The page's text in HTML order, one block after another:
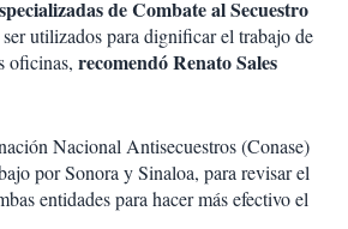
de Combate al Secuestro
utilizados para dignificar el trabajo de
oficinas, recomendó Renato Sales
Nacional Antisecuestros (Conase)
por Sonora y Sinaloa, para revisar el
entidades para hacer más efectivo el